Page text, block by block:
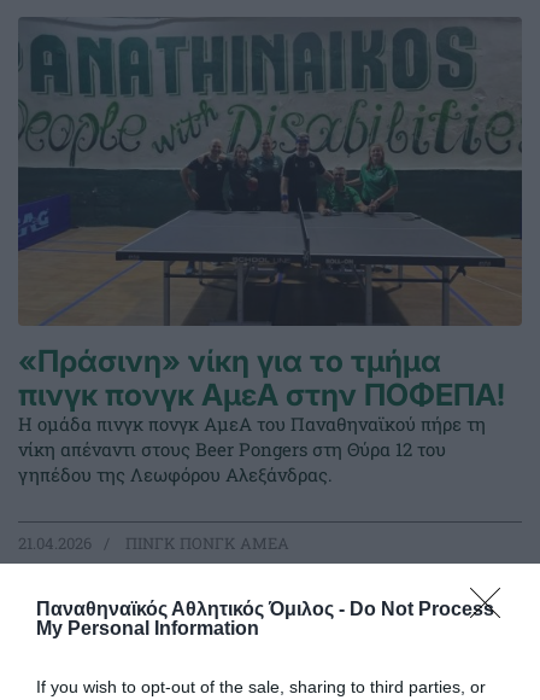
Παναθηναϊκός Αθλητικός Όμιλος - Do Not Process
My Personal Information
If you wish to opt-out of the sale, sharing to third parties, or
«Πράσινη» νίκη για το τμήμα
πινγκ πονγκ ΑμεΑ στην ΠΟΦΕΠΑ!
Η ομάδα πινγκ πονγκ ΑμεΑ του Παναθηναϊκού πήρε τη
νίκη απέναντι στους Beer Pongers στη Θύρα 12 του
γηπέδου της Λεωφόρου Αλεξάνδρας.
21.04.2026 ΠΙΝΓΚ ΠΟΝΓΚ ΑΜΕΑ